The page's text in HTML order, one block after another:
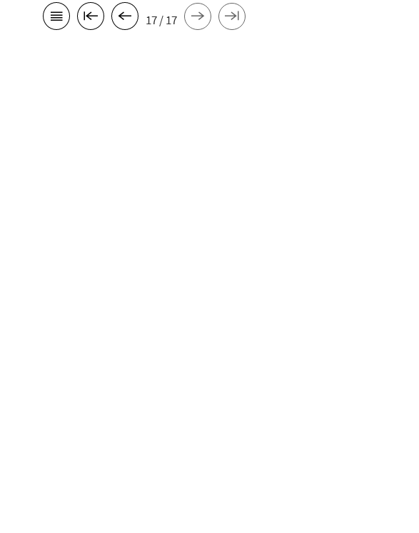
17 / 17